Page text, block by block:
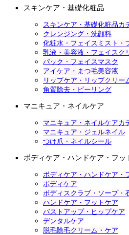
スキンケア・基礎化粧品
スキンケア・基礎化粧品カ
クレンジング・洗顔料
化粧水・フェイスミスト・
乳液・美容液・フェイスク
パック・フェイスマスク
アイケア・まつ毛美容液
リップケア・リップクリー
角質除去・ピーリング
マニキュア・ネイルケア
マニキュア・ネイルケアカ
マニキュア・ジェルネイル
つけ爪・ネイルシール
ボディケア・ハンドケア・フッ
ボディケア・ハンドケア・
ボディケア
ボディスクラブ・ソープ・
ハンドケア・フットケア
バストアップ・ヒップケア
デンタルケア
脱毛除毛クリーム・ケア